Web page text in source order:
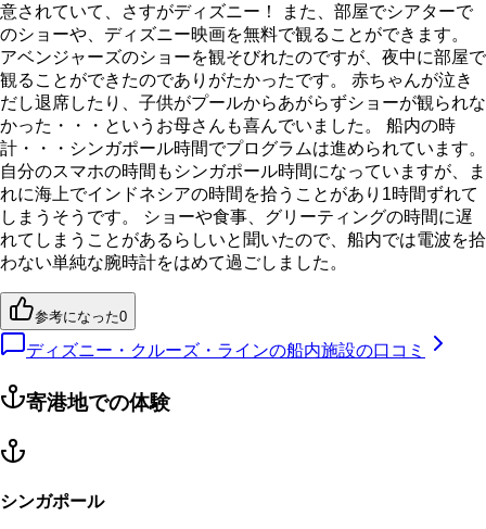
意されていて、さすがディズニー！ また、部屋でシアターで
のショーや、ディズニー映画を無料で観ることができます。
アベンジャーズのショーを観そびれたのですが、夜中に部屋で
観ることができたのでありがたかったです。 赤ちゃんが泣き
だし退席したり、子供がプールからあがらずショーが観られな
かった・・・というお母さんも喜んでいました。 船内の時
計・・・シンガポール時間でプログラムは進められています。
自分のスマホの時間もシンガポール時間になっていますが、ま
れに海上でインドネシアの時間を拾うことがあり1時間ずれて
しまうそうです。 ショーや食事、グリーティングの時間に遅
れてしまうことがあるらしいと聞いたので、船内では電波を拾
わない単純な腕時計をはめて過ごしました。
参考になった0
ディズニー・クルーズ・ラインの船内施設の口コミ
寄港地での体験
シンガポール